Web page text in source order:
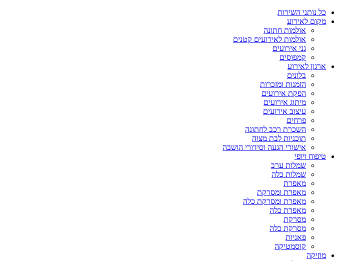
כל נותני השירות
מקום לאירוע
אולמות חתונה
אולמות לאירועים קטנים
גני אירועים
קמפוסים
ארגון לאירוע
בלונים
הזמנות ומזכרות
הפקת אירועים
מיתוג אירועים
עיצוב אירועים
פרחים
השכרת רכב לחתונה
תוכניות לבת מצוה
אישורי הגעה וסידורי הושבה
טיפוח ויופי
שמלות ערב
שמלות כלה
מאפרת
מאפרת ומסרקת
מאפרת ומסרקת כלה
מאפרת כלה
מסרקת
מסרקת כלה
פאניות
קוסמטיקה
מוזיקה